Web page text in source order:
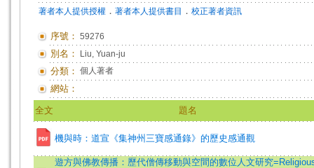
著者本人提供授權 ． 著者本人提供書目 ． 校正著者資訊
序號： 59276
別名： Liu, Yuan-ju
分類： 個人著者
網站：
全文 題名
機與時：道宣《集神州三寶感通錄》的歷史感通觀
遊方與佛教傳播：歷代僧傳移動與空間的數位人文研究